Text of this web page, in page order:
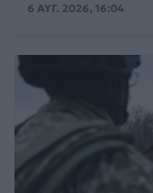
6 ΑΥΓ. 2026, 16:04